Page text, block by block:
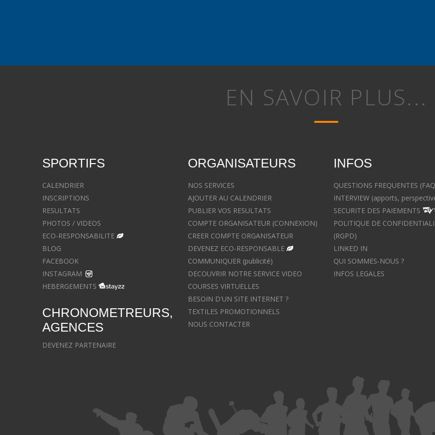
EN SAVOIR PLUS...
SPORTIFS
CALENDRIER
INSCRIPTIONS
RESULTATS
PHOTOS / VIDEOS
ECO-RESPONSABILITE
BLOG
FACEBOOK
INSTAGRAM
HEBERGEMENTS
CHRONOMETREURS,
AGENCES
DEVENEZ PARTENAIRE
ORGANISATEURS
NOS SERVICES
AJOUTER AU CALENDRIER
PUBLIER VOS RESULTATS
COMPTE ORGANISATEUR (CONNEXION)
CREER COMPTE ORGANISATEUR
DEVENEZ ECO-RESPONSABLE
COMMUNIQUER (publicité)
DECOUVRIR NOTRE SERVICE VIDEO
COURSES VIRTUELLES
BESOIN D'UN SITE INTERNET ?
TEXTILES PROMOTIONNELS
NOUS CONTACTER
INFOS
QUESTIONS FREQUENTES
INTERVIEW (apports,
SECURITE DES PAIEMENTS
POLITIQUE DE
(RGPD)
LINKED IN
QUI SOMMES-NOUS ?
INFOS LEGALES